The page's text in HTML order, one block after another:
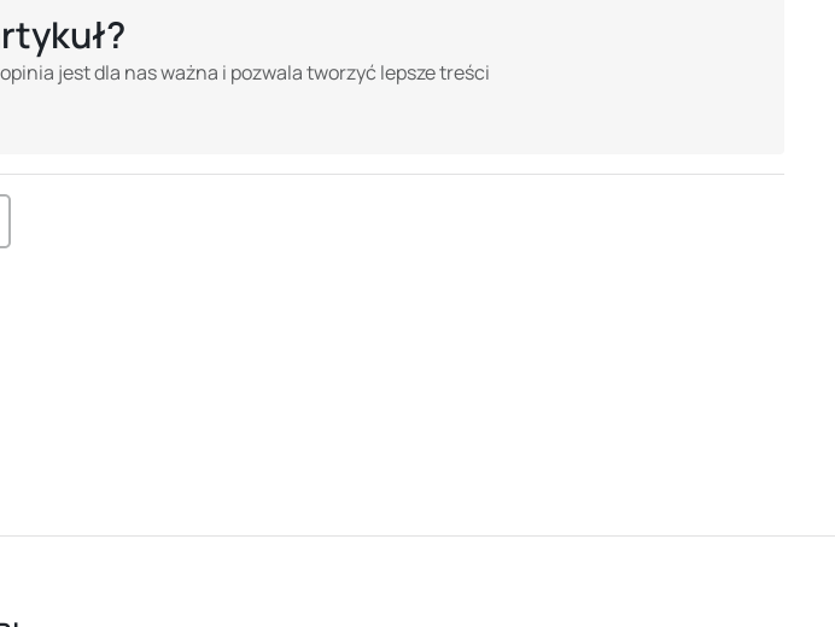
jest dla nas ważna i pozwala tworzyć lepsze treści